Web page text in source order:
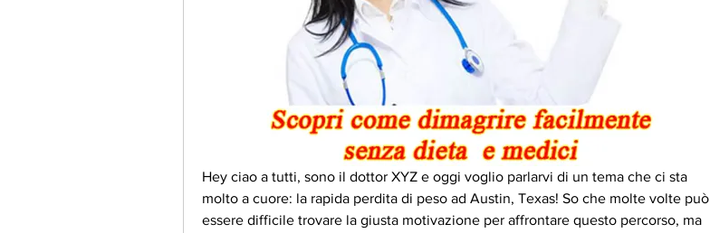
Hey ciao a tutti, sono il dottor XYZ e oggi voglio parlarvi di un tema che ci sta
molto a cuore: la rapida perdita di peso ad Austin, Texas! So che molte volte può
essere difficile trovare la giusta motivazione per affrontare questo percorso, ma